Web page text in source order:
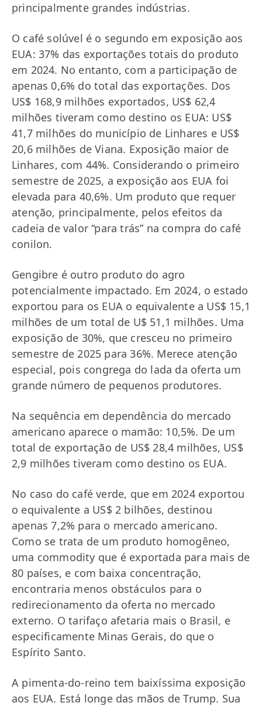
principalmente grandes indústrias.
O café solúvel é o segundo em exposição aos
EUA: 37% das exportações totais do produto
em 2024. No entanto, com a participação de
apenas 0,6% do total das exportações. Dos
US$ 168,9 milhões exportados, US$ 62,4
milhões tiveram como destino os EUA: US$
41,7 milhões do município de Linhares e US$
20,6 milhões de Viana. Exposição maior de
Linhares, com 44%. Considerando o primeiro
semestre de 2025, a exposição aos EUA foi
elevada para 40,6%. Um produto que requer
atenção, principalmente, pelos efeitos da
cadeia de valor “para trás” na compra do café
conilon.
Gengibre é outro produto do agro
potencialmente impactado. Em 2024, o estado
exportou para os EUA o equivalente a US$ 15,1
milhões de um total de U$ 51,1 milhões. Uma
exposição de 30%, que cresceu no primeiro
semestre de 2025 para 36%. Merece atenção
especial, pois congrega do lada da oferta um
grande número de pequenos produtores.
Na sequência em dependência do mercado
americano aparece o mamão: 10,5%. De um
total de exportação de US$ 28,4 milhões, US$
2,9 milhões tiveram como destino os EUA.
No caso do café verde, que em 2024 exportou
o equivalente a US$ 2 bilhões, destinou
apenas 7,2% para o mercado americano.
Como se trata de um produto homogêneo,
uma commodity que é exportada para mais de
80 países, e com baixa concentração,
encontraria menos obstáculos para o
redirecionamento da oferta no mercado
externo. O tarifaço afetaria mais o Brasil, e
especificamente Minas Gerais, do que o
Espírito Santo.
A pimenta-do-reino tem baixíssima exposição
aos EUA. Está longe das mãos de Trump. Sua